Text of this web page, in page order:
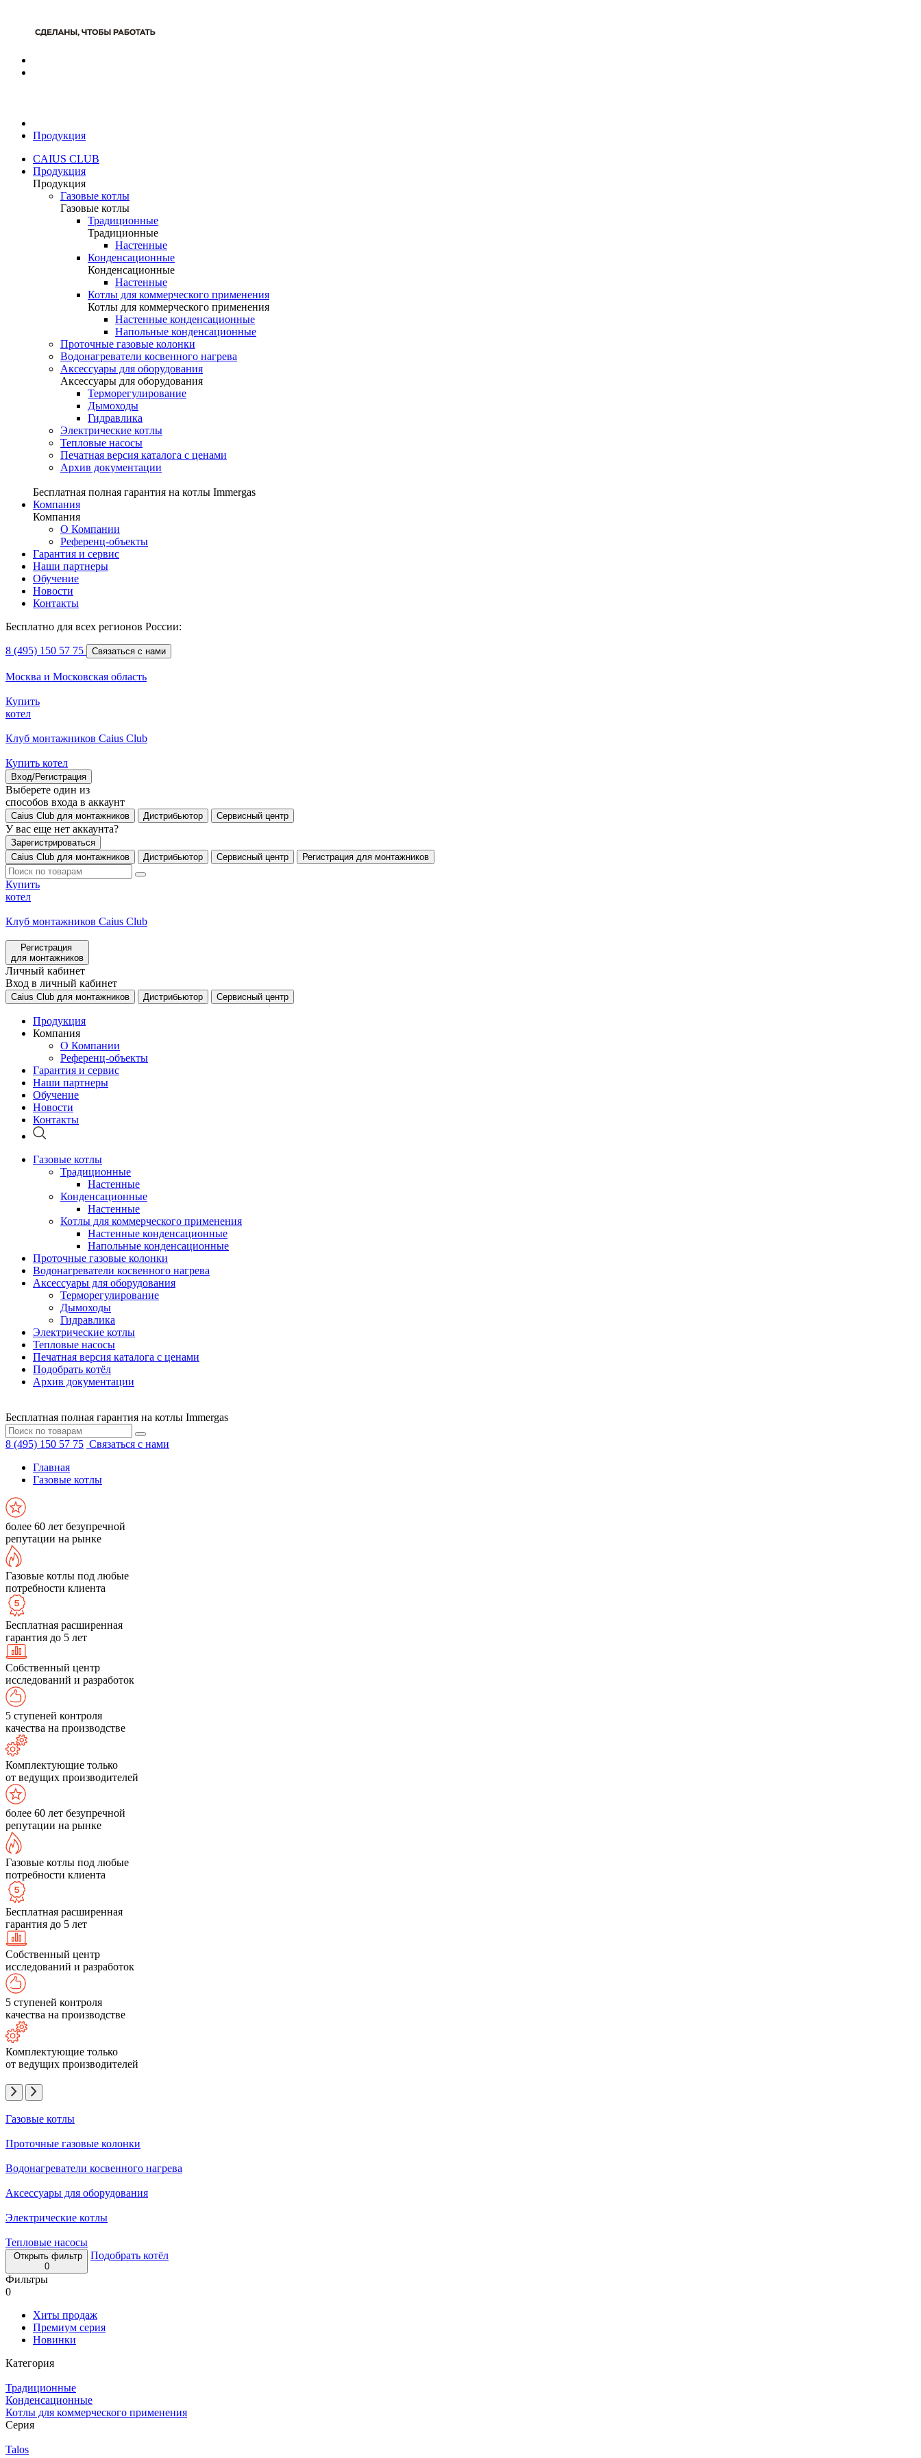
Продукция
CAIUS CLUB
Продукция
Продукция
Газовые котлы
Газовые котлы
Традиционные
Традиционные
Настенные
Конденсационные
Конденсационные
Настенные
Котлы для коммерческого применения
Котлы для коммерческого применения
Настенные конденсационные
Напольные конденсационные
Проточные газовые колонки
Водонагреватели косвенного нагрева
Аксессуары для оборудования
Аксессуары для оборудования
Терморегулирование
Дымоходы
Гидравлика
Электрические котлы
Тепловые насосы
Печатная версия каталога с ценами
Архив документации
Бесплатная полная гарантия на котлы Immergas
Компания
Компания
О Компании
Референц-объекты
Гарантия и сервис
Наши партнеры
Обучение
Новости
Контакты
Бесплатно для всех регионов России:
8 (495) 150 57 75 Связаться с нами
Москва и Московская область
Купить
котел
Клуб монтажников Caius Club
Купить котел
Вход/Регистрация
Выберете один из
способов входа в аккаунт
Caius Club для монтажников Дистрибьютор Сервисный центр
У вас еще нет аккаунта?
Зарегистрироваться
Caius Club для монтажников
Дистрибьютор Сервисный центр Регистрация для монтажников
Купить
котел
Клуб монтажников Caius Club
Регистрация
для монтажников
Личный кабинет
Вход в личный кабинет
Caius Club для монтажников Дистрибьютор Сервисный центр
Продукция
Компания
О Компании
Референц-объекты
Гарантия и сервис
Наши партнеры
Обучение
Новости
Контакты
Газовые котлы
Традиционные
Настенные
Конденсационные
Настенные
Котлы для коммерческого применения
Настенные конденсационные
Напольные конденсационные
Проточные газовые колонки
Водонагреватели косвенного нагрева
Аксессуары для оборудования
Терморегулирование
Дымоходы
Гидравлика
Электрические котлы
Тепловые насосы
Печатная версия каталога с ценами
Подобрать котёл
Архив документации
Бесплатная полная гарантия на котлы Immergas
8 (495) 150 57 75 Связаться с нами
Главная
Газовые котлы
более 60 лет безупречной
репутации на рынке
Газовые котлы под любые
потребности клиента
Бесплатная расширенная
гарантия до 5 лет
Собственный центр
исследований и разработок
5 ступеней контроля
качества на производстве
Комплектующие только
от ведущих производителей
более 60 лет безупречной
репутации на рынке
Газовые котлы под любые
потребности клиента
Бесплатная расширенная
гарантия до 5 лет
Собственный центр
исследований и разработок
5 ступеней контроля
качества на производстве
Комплектующие только
от ведущих производителей
Газовые котлы
Проточные газовые колонки
Водонагреватели косвенного нагрева
Аксессуары для оборудования
Электрические котлы
Тепловые насосы
Открыть фильтр
0
Подобрать котёл
Фильтры
0
Хиты продаж
Премиум серия
Новинки
Категория
Традиционные
Конденсационные
Котлы для коммерческого применения
Серия
Talos